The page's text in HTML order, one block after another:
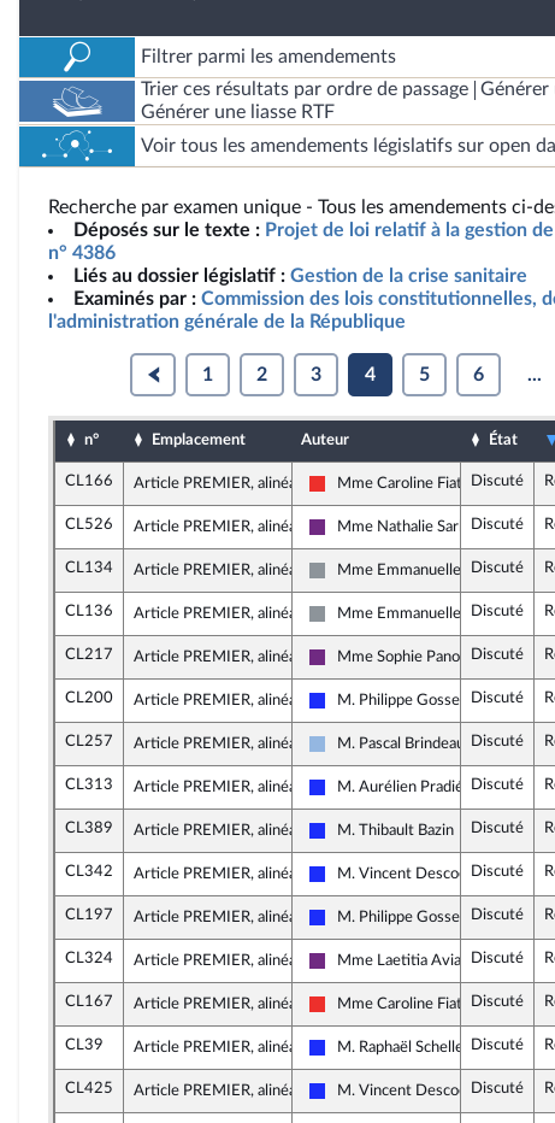
Filtrer parmi les amendements
Trier ces résultats par ordre de passage
Générer
Générer une liasse RTF
Voir tous les amendements législatifs sur open
Recherche par examen unique - Tous les amendements ci-
Déposés sur le texte : Projet de loi relatif à la gestion
n° 4386
Liés au dossier législatif : Gestion de la crise sanitaire
Examinés par : Commission des lois constitutionnelles,
l'administration générale de la République
1 2 3 4 5 6 ...
n° Emplacement Auteur État
CL166 Article PREMIER, alinéa 8
La France insoumise
Mme Caroline Fiat Discuté
CL526 Article PREMIER, alinéa 8
La République en Marche
Mme Nathalie SarlesDiscuté
CL134 Article PREMIER, alinéa 8
Non inscrit
Mme Emmanuelle Ménard
Discuté
CL136 Article PREMIER, alinéa 8
Non inscrit
Mme Emmanuelle Ménard
Discuté
CL217 Article PREMIER, alinéa 8
La République en Marche
Mme Sophie PanonacleDiscuté
CL200 Article PREMIER, alinéa 8
Les Républicains
M. Philippe GosselinDiscuté
CL257 Article PREMIER, alinéa 8
UDI et Indépendants
M. Pascal Brindeau Discuté
CL313 Article PREMIER, alinéa 8
Les Républicains
M. Aurélien Pradié Discuté
CL389 Article PREMIER, alinéa 8
Les Républicains
M. Thibault Bazin Discuté
CL342 Article PREMIER, alinéa 8
Les Républicains
M. Vincent DescoeurDiscuté
CL197 Article PREMIER, alinéa 7
Les Républicains
M. Philippe GosselinDiscuté
CL324 Article PREMIER, alinéa 7
La République en Marche
Mme Laetitia Avia Discuté
CL167 Article PREMIER, alinéa 9
La France insoumise
Mme Caroline Fiat Discuté
CL39 Article PREMIER, alinéa 7
Les Républicains
M. Raphaël Schellenberger
Discuté
CL425 Article PREMIER, alinéa 7
Les Républicains
M. Vincent DescoeurDiscuté